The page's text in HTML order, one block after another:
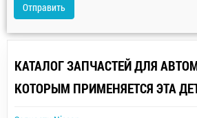
Отправить
КАТАЛОГ ЗАПЧАСТЕЙ ДЛЯ
КОТОРЫМ ПРИМЕНЯЕТСЯ ЭТА